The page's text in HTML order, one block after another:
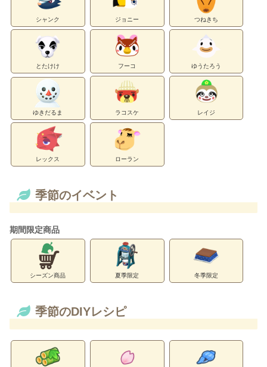
シャンク ジョニー つねきち
とたけけ フーコ ゆうたろう
ゆきだるま ラコスケ レイジ
レックス ローラン
季節のイベント
期間限定商品
シーズン商品 夏季限定 冬季限定
季節のDIYレシピ